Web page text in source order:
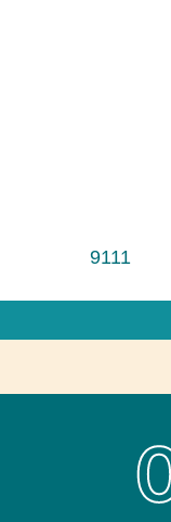
9111